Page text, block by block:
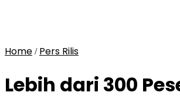
Home / Pers Rilis
Lebih dari 300